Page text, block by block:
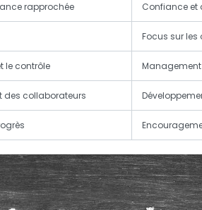
rapprochée Confiance et
Focus sur les
le contrôle
des collaborateurs